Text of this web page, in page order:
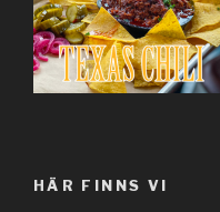
HÄR FINNS VI